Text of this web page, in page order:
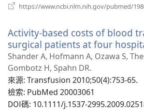
https://www.ncbi.nlm.nih.gov/pubmed/
Activity-based costs of blood
surgical patients at four
Shander A, Hofmann A, Ozawa S,
Gombotz H, Spahn DR.
來源‎: Transfusion 2010;50(4):753-65.
檢索‎: PubMed 20003061
DOI碼‎: 10.1111/j.1537-